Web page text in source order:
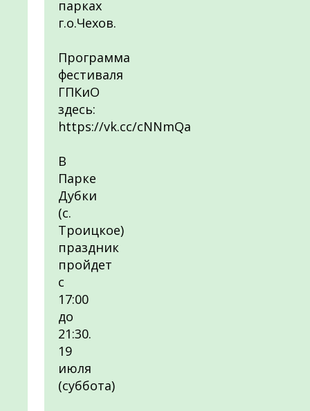
парках
г.о.Чехов.
Программа
фестиваля
ГПКиО
здесь:
https://vk.cc/cNNmQa
В
Парке
Дубки
(с.
Троицкое)
праздник
пройдет
с
17:00
до
21:30.
19
июля
(суббота)